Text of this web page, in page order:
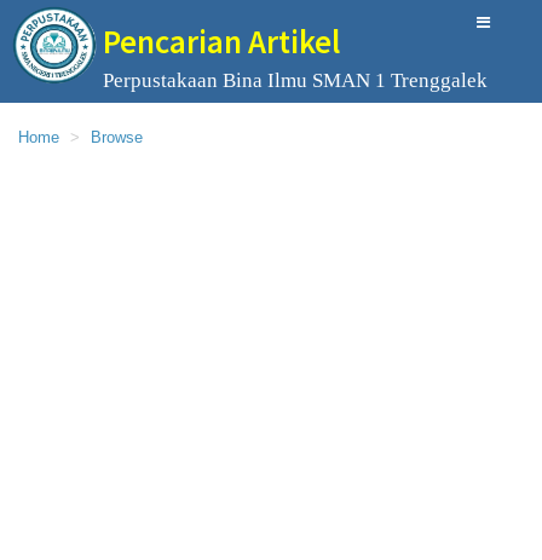
Pencarian Artikel
Perpustakaan Bina Ilmu SMAN 1 Trenggalek
Home Browse